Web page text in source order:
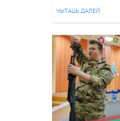
святара, які мае
затрымалі больш
прадстаўнікоў
прысутнічаў.
страх як […]
ЧЫТАЦЬ ДАЛЕЙ